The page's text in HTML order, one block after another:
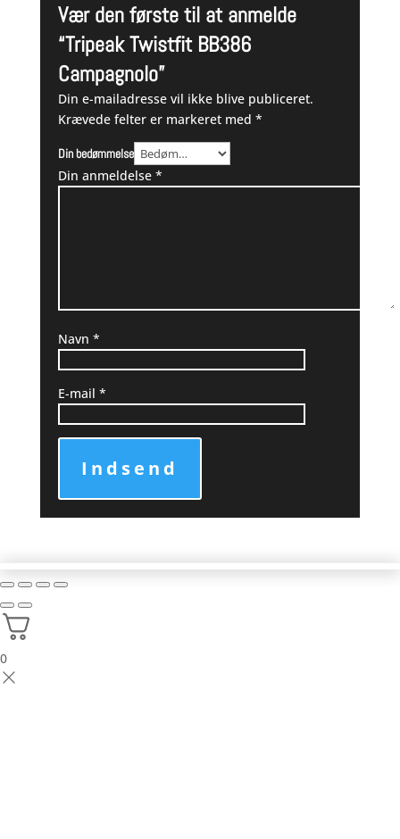
Vær den første til at anmelde
“Tripeak Twistfit BB386
Campagnolo”
Din e-mailadresse vil ikke blive publiceret.
Krævede felter er markeret med *
Din bedømmelse
Din anmeldelse *
Navn *
E-mail *
Indsend
0